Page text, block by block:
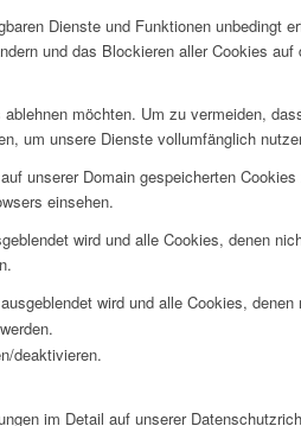
Dienste und Funktionen
und das Blockieren aller Cookies
möchten. Um zu vermeiden,
um unsere Dienste vollumfänglich
unserer Domain gespeicherten
einsehen.
wird und alle Cookies, denen
wird und alle Cookies,
deaktivieren.
im Detail auf unserer